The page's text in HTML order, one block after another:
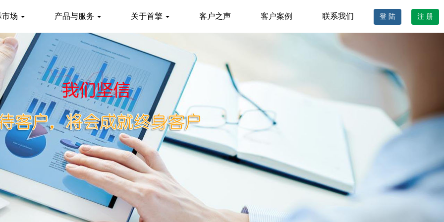
市场 产品与服务 关于首擎 客户之声 客户案例 联系我们 登 陆 注 册